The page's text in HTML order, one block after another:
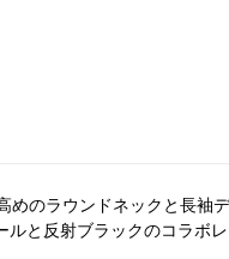
めのラウンドネックと長袖
と反射ブラックのコラボ